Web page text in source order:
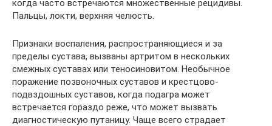
когда часто встречаются множественные рецидивы.
Пальцы, локти, верхняя челюсть.
Признаки воспаления, распространяющиеся и за
пределы сустава, вызваны артритом в нескольких
смежных суставах или теносиновитом. Необычное
поражение позвоночных суставов и крестцово-
подвздошных суставов, когда подагра может
встречается гораздо реже, что может вызвать
диагностическую путаницу. Чаще всего страдает